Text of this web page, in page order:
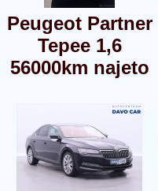
Peugeot Partner
Tepee 1,6
56000km najeto